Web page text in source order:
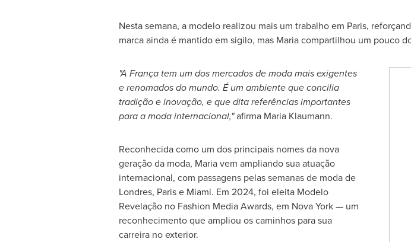
Nesta semana, a modelo realizou mais um trabalho em Paris,
marca ainda é mantido em sigilo, mas Maria compartilhou um pouco
"A França tem um dos mercados de moda mais exigentes
e renomados do mundo. É um ambiente que concilia
tradição e inovação, e que dita referências importantes
para a moda internacional,"afirma Maria Klaumann.
Reconhecida como um dos principais nomes da nova
geração da moda, Maria vem ampliando sua atuação
internacional, com passagens pelas semanas de moda de
Londres, Parise Miami. Em 2024, foi eleita Modelo
Revelação no Fashion Media Awards, em Nova York— um
reconhecimento que ampliou os caminhos para sua
carreira no exterior.